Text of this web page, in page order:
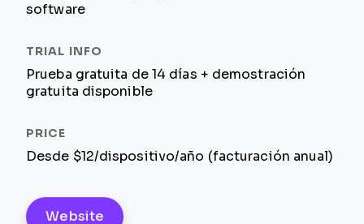
software
Prueba gratuita de 14 días + demostración
gratuita disponible
Desde $12/dispositivo/año (facturación anual)
Website